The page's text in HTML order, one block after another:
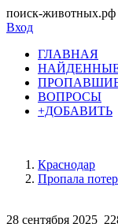
поиск-животных.рф
Вход
ГЛАВНАЯ
ВОПРОСЫ
+ДОБАВИТЬ
Краснодар
Пропала
28 сентября 2025